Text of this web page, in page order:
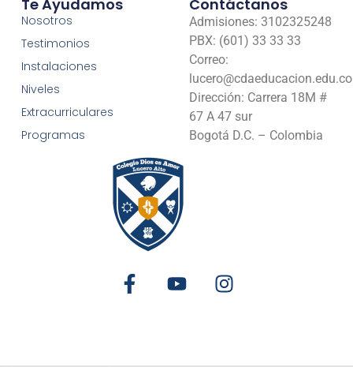
Te Ayudamos
Nosotros
Testimonios
Instalaciones
Niveles
Extracurriculares
Programas
Contáctanos
Admisiones: 3102325248
PBX: (601) 33 33 33
Correo:
lucero@cdaeducacion.edu.co
Dirección: Carrera 18M #
67 A 47 sur
Bogotá D.C. – Colombia